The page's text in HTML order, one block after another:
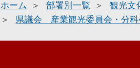
ホーム 部署別一覧 観光文
県議会 産業観光委員会・分科